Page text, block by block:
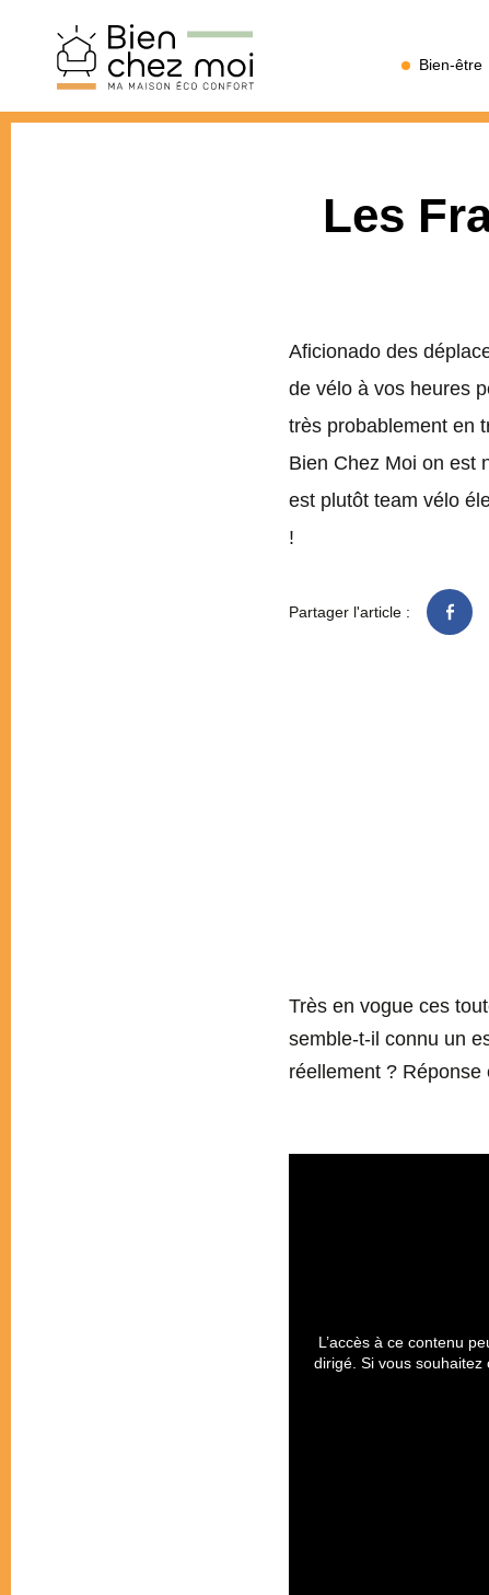
Bien-être
Les
Aficionado des
de vélo à vos heures
très probablement en
Bien Chez Moi on est
est plutôt team vélo
!
Partager l'article :
Très en vogue ces
semble-t-il connu un
réellement ? Réponse
L’accès à ce contenu
dirigé. Si vous